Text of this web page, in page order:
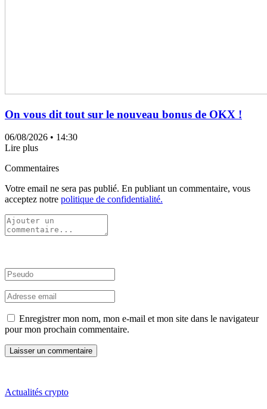
On vous dit tout sur le nouveau bonus de OKX !
06/08/2026 • 14:30
Lire plus
Commentaires
Votre email ne sera pas publié. En publiant un commentaire, vous
acceptez notre politique de confidentialité.
Enregistrer mon nom, mon e-mail et mon site dans le navigateur
pour mon prochain commentaire.
Actualités crypto